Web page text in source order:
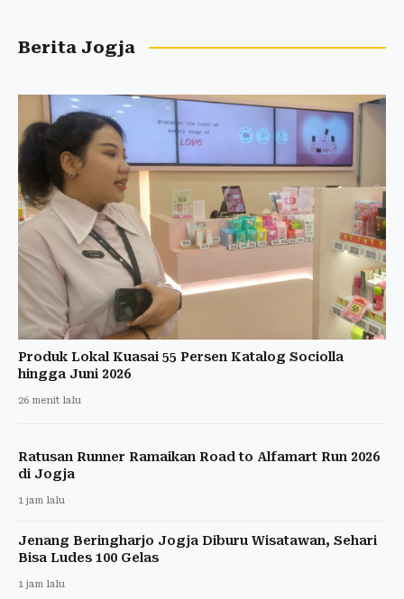
Berita Jogja
Produk Lokal Kuasai 55 Persen Katalog Sociolla
hingga Juni 2026
26 menit lalu
Ratusan Runner Ramaikan Road to Alfamart Run 2026
di Jogja
1 jam lalu
Jenang Beringharjo Jogja Diburu Wisatawan, Sehari
Bisa Ludes 100 Gelas
1 jam lalu